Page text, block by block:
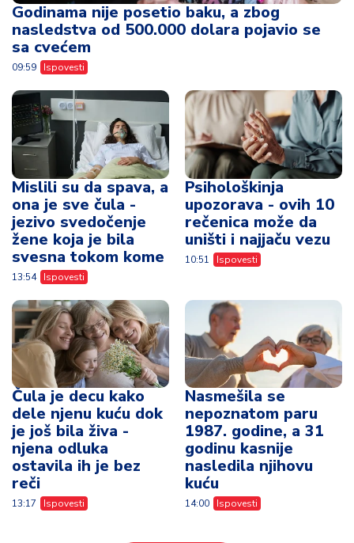
Godinama nije posetio baku, a zbog
nasledstva od 500.000 dolara pojavio se
sa cvećem
09:59 Ispovesti
Mislili su da spava, a
ona je sve čula -
jezivo svedočenje
žene koja je bila
svesna tokom kome
13:54 Ispovesti
Psihološkinja
upozorava - ovih 10
rečenica može da
uništi i najjaču vezu
10:51 Ispovesti
Čula je decu kako
dele njenu kuću dok
je još bila živa -
njena odluka
ostavila ih je bez
reči
13:17 Ispovesti
Nasmešila se
nepoznatom paru
1987. godine, a 31
godinu kasnije
nasledila njihovu
kuću
14:00 Ispovesti